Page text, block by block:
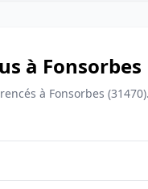
à Fonsorbes
à Fonsorbes